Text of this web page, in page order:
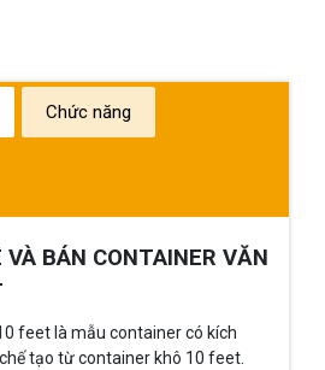
Chức năng
BÁN CONTAINER VĂN
feet là mẫu container có kích
tạo từ container khô 10 feet.